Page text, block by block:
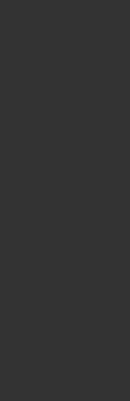
(D2D),